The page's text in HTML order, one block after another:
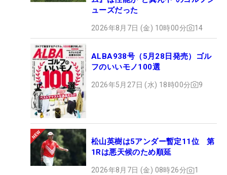
ューズだった
2026年8月7日 (金) 10時00分 14
ALBA938号（5月28日発売）ゴル
フのいいモノ100選
2026年5月27日 (水) 18時00分 9
松山英樹は5アンダー暫定11位 第
1Rは悪天候のため順延
2026年8月7日 (金) 08時26分 1